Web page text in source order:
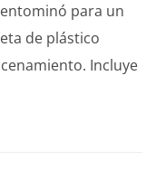
para un
de plástico
Incluye